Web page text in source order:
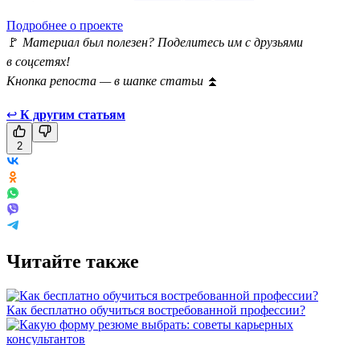
Подробнее о проекте
🚩 Материал был полезен? Поделитесь им с друзьями
в соцсетях!
Кнопка репоста — в шапке статьи ⏫
↩ К другим статьям
2
Читайте также
Как бесплатно обучиться востребованной профессии?